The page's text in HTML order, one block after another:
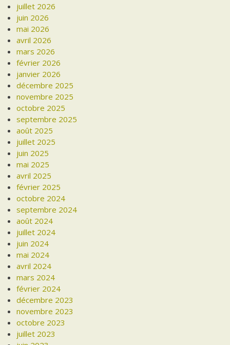
juillet 2026
juin 2026
mai 2026
avril 2026
mars 2026
février 2026
janvier 2026
décembre 2025
novembre 2025
octobre 2025
septembre 2025
août 2025
juillet 2025
juin 2025
mai 2025
avril 2025
février 2025
octobre 2024
septembre 2024
août 2024
juillet 2024
juin 2024
mai 2024
avril 2024
mars 2024
février 2024
décembre 2023
novembre 2023
octobre 2023
juillet 2023